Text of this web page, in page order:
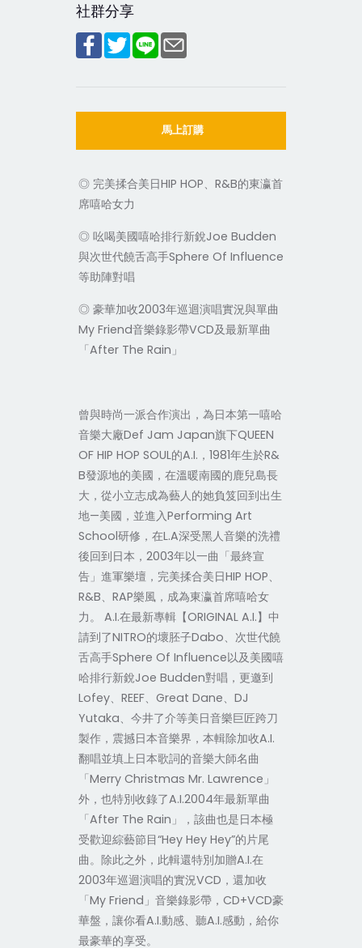
社群分享
馬上訂購
◎ 完美揉合美日HIP HOP、R&B的東瀛首
席嘻哈女力
◎ 吆喝美國嘻哈排行新銳Joe Budden
與次世代饒舌高手Sphere Of Influence
等助陣對唱
◎ 豪華加收2003年巡迴演唱實況與單曲
My Friend音樂錄影帶VCD及最新單曲
「After The Rain」
曾與時尚一派合作演出，為日本第一嘻哈
音樂大廠Def Jam Japan旗下QUEEN
OF HIP HOP SOUL的A.I.，1981年生於R&
B發源地的美國，在溫暖南國的鹿兒島長
大，從小立志成為藝人的她負笈回到出生
地—美國，並進入Performing Art
School研修，在L.A深受黑人音樂的洗禮
後回到日本，2003年以一曲「最終宣
告」進軍樂壇，完美揉合美日HIP HOP、
R&B、RAP樂風，成為東瀛首席嘻哈女
力。 A.I.在最新專輯【ORIGINAL A.I.】中
請到了NITRO的壞胚子Dabo、次世代饒
舌高手Sphere Of Influence以及美國嘻
哈排行新銳Joe Budden對唱，更邀到
Lofey、REEF、Great Dane、DJ
Yutaka、今井了介等美日音樂巨匠跨刀
製作，震撼日本音樂界，本輯除加收A.I.
翻唱並填上日本歌詞的音樂大師名曲
「Merry Christmas Mr. Lawrence」
外，也特別收錄了A.I.2004年最新單曲
「After The Rain」，該曲也是日本極
受歡迎綜藝節目“Hey Hey Hey”的片尾
曲。除此之外，此輯還特別加贈A.I.在
2003年巡迴演唱的實況VCD，還加收
「My Friend」音樂錄影帶，CD+VCD豪
華盤，讓你看A.I.動感、聽A.I.感動，給你
最豪華的享受。